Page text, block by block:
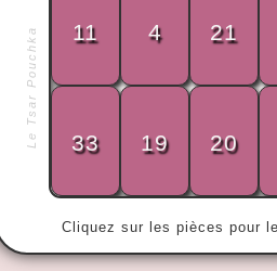
Le Tsar Pouchka
Cliquez sur les pièces pour
« Yo ho,
11 4 21
33 19 20